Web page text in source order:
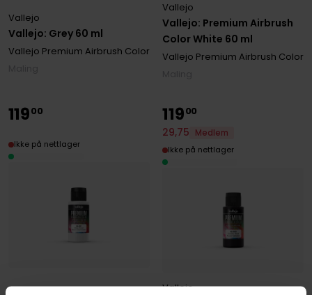
Vallejo: Grey 60 ml
Vallejo
Vallejo Premium Airbrush Color
Vallejo: Premium Airbrush
Color White 60 ml
Vallejo
Vallejo Premium Airbrush Color
11900
Ikke på nettlager
Vallejo
11900
29,75
Medlem
Ikke på nettlager